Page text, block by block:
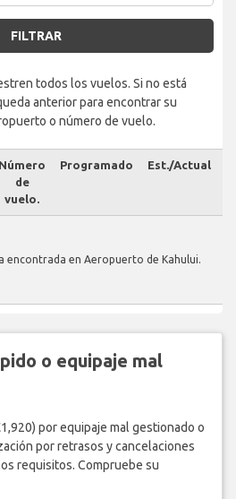
FILTRAR
todos los vuelos. Si no está
anterior para encontrar su
o número de vuelo.
Número
de
vuelo.
Programado Est./Actual
encontrada en Aeropuerto de Kahului.
o equipaje mal
por equipaje mal gestionado o
por retrasos y cancelaciones
requisitos. Compruebe su